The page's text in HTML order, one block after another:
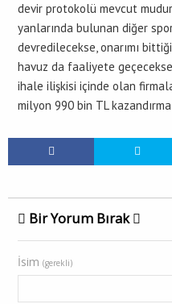
devir protokolü mevcut
yanlarında bulunan diğer
devredilecekse, onarımı
havuz da faaliyete
ihale ilişkisi içinde olan
milyon 990 bin TL kazandırma
Bir Yorum Bırak
İsim (gerekli)